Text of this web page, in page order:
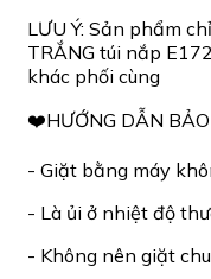
LƯU Ý: Sản phẩm
TRẮNG túi nắp
khác phối cùng
❤️HƯỚNG DẪN
- Giặt bằng máy
- Là ủi ở nhiệt độ
- Không nên giặt